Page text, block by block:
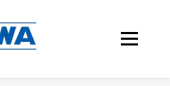
Izbornik